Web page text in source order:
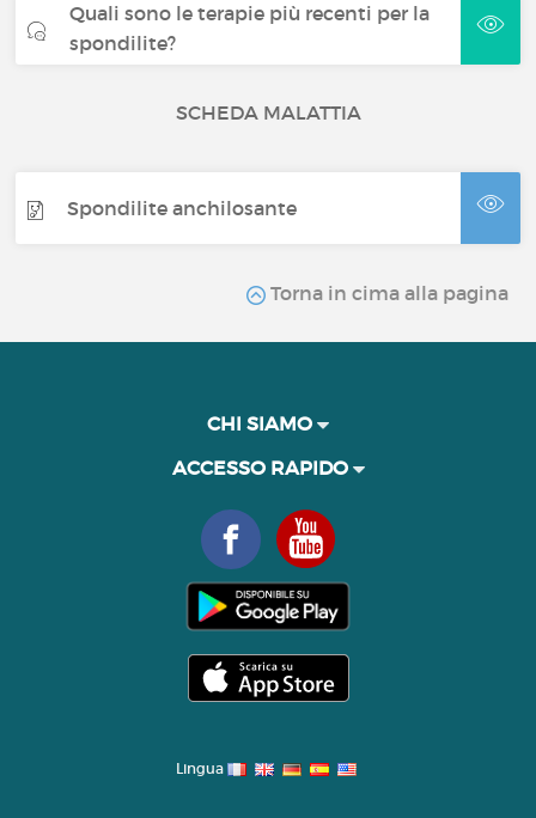
Quali sono le terapie più recenti per la
spondilite?
SCHEDA MALATTIA
Spondilite anchilosante
Torna in cima alla pagina
CHI SIAMO
ACCESSO RAPIDO
Lingua